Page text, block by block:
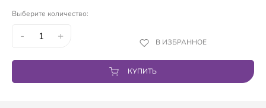
Выберите количество:
- + В ИЗБРАННОЕ
КУПИТЬ